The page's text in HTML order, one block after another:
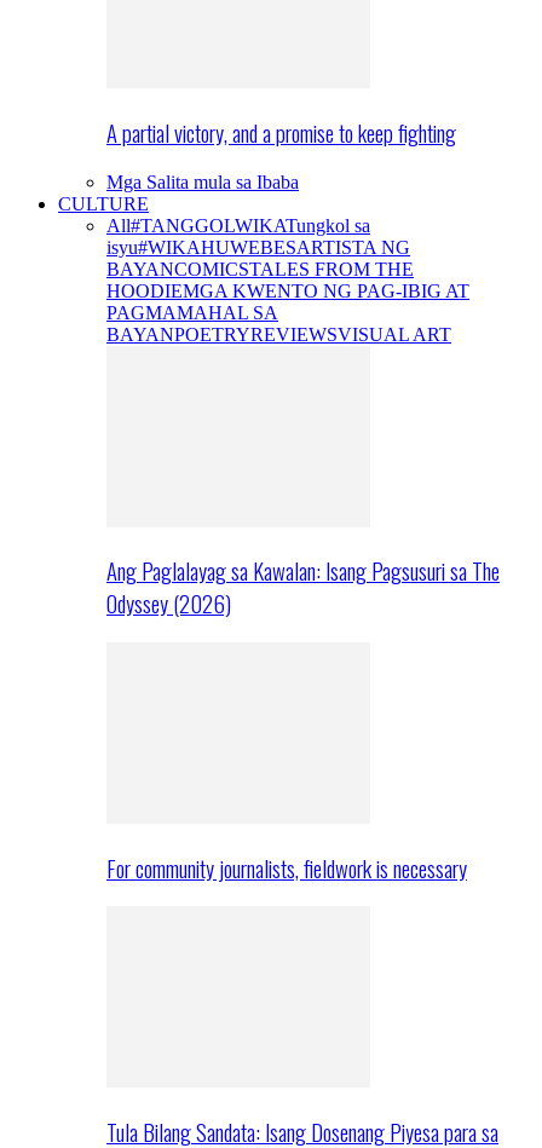
A partial victory, and a promise to keep fighting
Mga Salita mula sa Ibaba
CULTURE
All#TANGGOLWIKATungkol sa
isyu#WIKAHUWEBESARTISTA NG
BAYANCOMICSTALES FROM THE
HOODIEMGA KWENTO NG PAG-IBIG AT
PAGMAMAHAL SA
BAYANPOETRYREVIEWSVISUAL ART
Ang Paglalayag sa Kawalan: Isang Pagsusuri sa The
Odyssey (2026)
For community journalists, fieldwork is necessary
Tula Bilang Sandata: Isang Dosenang Piyesa para sa